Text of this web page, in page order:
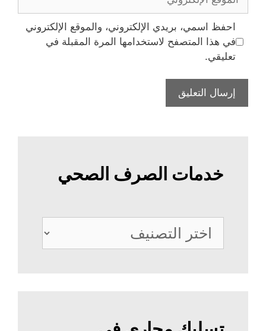
الإلكتروني
احفظ اسمي، بريدي الإلكتروني، والموقع الإلكتروني
في هذا المتصفح لاستخدامها المرة المقبلة في
تعليقي.
خدمات الصرف الصحي
خدمات
الصرف